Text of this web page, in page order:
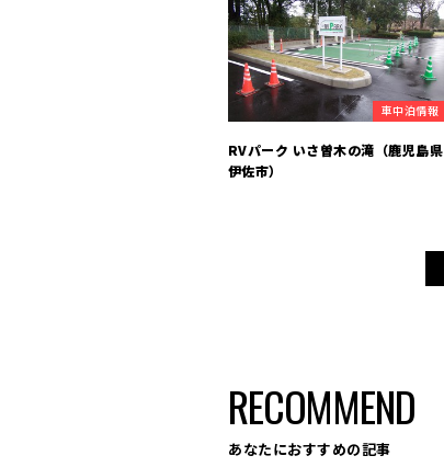
車中泊情報
RVパーク いさ曽木の滝（鹿児島県
伊佐市）
RECOMMEND
あなたにおすすめの記事